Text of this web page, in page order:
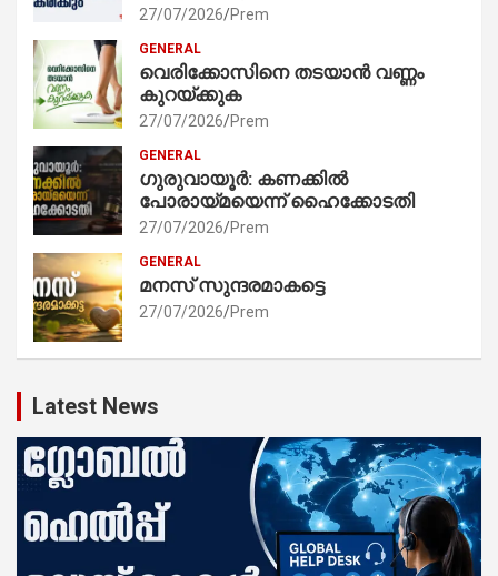
27/07/2026 Prem
GENERAL
വെരിക്കോസിനെ തടയാൻ വണ്ണം
കുറയ്ക്കുക
27/07/2026 Prem
GENERAL
ഗുരുവായൂർ: കണക്കിൽ
പോരായ്മയെന്ന് ഹൈക്കോടതി
27/07/2026 Prem
GENERAL
മനസ് സുന്ദരമാകട്ടെ
27/07/2026 Prem
Latest News